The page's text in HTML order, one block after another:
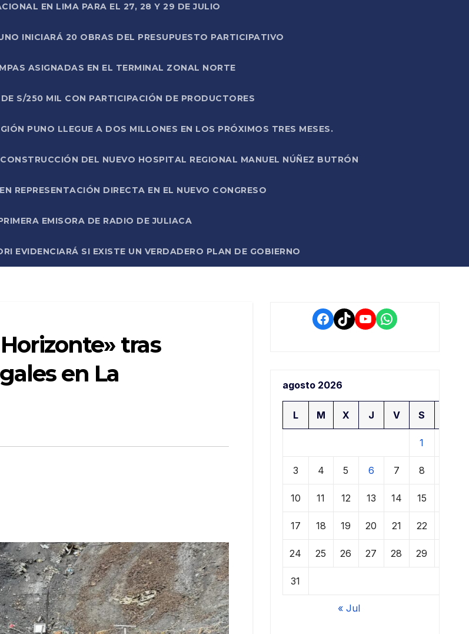
EN LIMA PARA EL 27, 28 Y 29 DE JULIO
INICIARÁ 20 OBRAS DEL PRESUPUESTO PARTICIPATIVO
ASIGNADAS EN EL TERMINAL ZONAL NORTE
S/250 MIL CON PARTICIPACIÓN DE PRODUCTORES
PUNO LLEGUE A DOS MILLONES EN LOS PRÓXIMOS TRES MESES.
DEL NUEVO HOSPITAL REGIONAL MANUEL NÚÑEZ BUTRÓN
REPRESENTACIÓN DIRECTA EN EL NUEVO CONGRESO
EMISORA DE RADIO DE JULIACA
EVIDENCIARÁ SI EXISTE UN VERDADERO PLAN DE GOBIERNO
tras
en La
Facebook
TikTokYouTube
WhatsApp
agosto 2026
L M X J V S
1
3 4 5 6 7 8
10 11 12 13 14 15
17 18 19 20 21 22
24 25 26 27 28 29
31
« Jul